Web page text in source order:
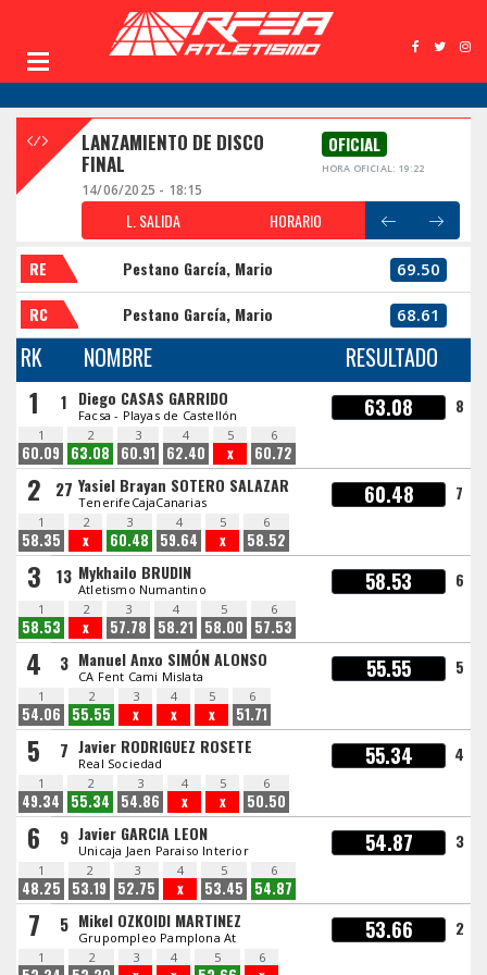
LANZAMIENTO DE DISCO
FINAL
OFICIAL
HORA OFICIAL: 19:22
14/06/2025 - 18:15
L. SALIDA HORARIO
RE Pestano García, Mario 69.50
RC Pestano García, Mario 68.61
RK NOMBRE RESULTADO
1 1 Diego CASAS GARRIDO
Facsa - Playas de Castellón 63.08 8
1
60.09
2
63.08
3
60.91
4
62.40
5
x
6
60.72
2 27 Yasiel Brayan SOTERO SALAZAR
TenerifeCajaCanarias 60.48 7
1
58.35
2
x
3
60.48
4
59.64
5
x
6
58.52
3 13 Mykhailo BRUDIN
Atletismo Numantino 58.53 6
1
58.53
2
x
3
57.78
4
58.21
5
58.00
6
57.53
4 3 Manuel Anxo SIMÓN ALONSO
CA Fent Cami Mislata 55.55 5
1
54.06
2
55.55
3
x
4
x
5
x
6
51.71
5 7 Javier RODRIGUEZ ROSETE
Real Sociedad 55.34 4
1
49.34
2
55.34
3
54.86
4
x
5
x
6
50.50
6 9 Javier GARCIA LEON
Unicaja Jaen Paraiso Interior 54.87 3
1
48.25
2
53.19
3
52.75
4
x
5
53.45
6
54.87
7 5 Mikel OZKOIDI MARTINEZ
Grupompleo Pamplona At 53.66 2
1 2 3 4 5 6